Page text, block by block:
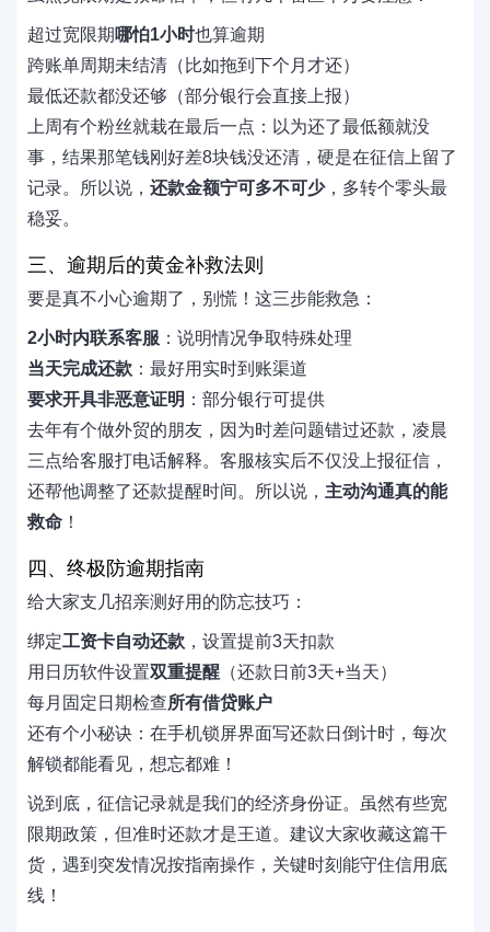
超过宽限期 哪怕1小时也算逾期
跨账单周期未结清（比如拖到下个月才还）
最低还款都没还够（部分银行会直接上报）
上周有个粉丝就栽在最后一点：以为还了最低额就没
事，结果那笔钱刚好差8块钱没还清，硬是在征信上留了
记录。所以说， 还款金额宁可多不可少，多转个零头最
稳妥。
三、逾期后的黄金补救法则
要是真不小心逾期了，别慌！这三步能救急：
2小时内联系客服 ：说明情况争取特殊处理
当天完成还款 ：最好用实时到账渠道
要求开具非恶意证明 ：部分银行可提供
去年有个做外贸的朋友，因为时差问题错过还款，凌晨
三点给客服打电话解释。客服核实后不仅没上报征信，
还帮他调整了还款提醒时间。所以说， 主动沟通真的能
救命 ！
四、终极防逾期指南
给大家支几招亲测好用的防忘技巧：
绑定工资卡自动还款 ，设置提前3天扣款
用日历软件设置双重提醒 （还款日前3天+当天）
每月固定日期检查所有借贷账户
还有个小秘诀：在手机锁屏界面写还款日倒计时，每次
解锁都能看见，想忘都难！
说到底，征信记录就是我们的经济身份证。虽然有些宽
限期政策，但准时还款才是王道。建议大家收藏这篇干
货，遇到突发情况按指南操作，关键时刻能守住信用底
线！